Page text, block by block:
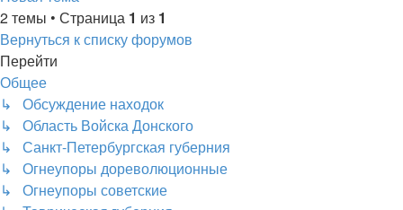
2 темы • Страница 1 из 1
Вернуться к списку форумов
Перейти
Общее
↳ Обсуждение находок
↳ Область Войска Донского
↳ Санкт-Петербургская губерния
↳ Огнеупоры дореволюционные
↳ Огнеупоры советские